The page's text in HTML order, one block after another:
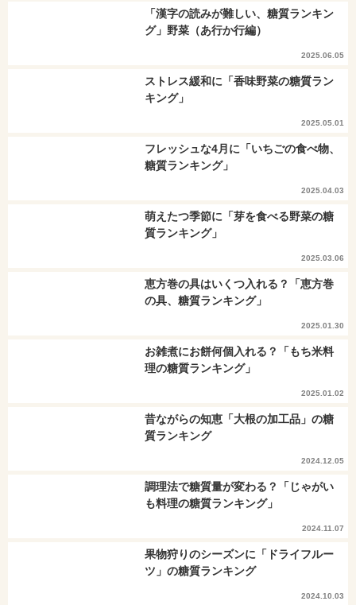
「漢字の読みが難しい、糖質ランキン
グ」野菜（あ行か行編）
2025.06.05
ストレス緩和に「香味野菜の糖質ラン
キング」
2025.05.01
フレッシュな4月に「いちごの食べ物、
糖質ランキング」
2025.04.03
萌えたつ季節に「芽を食べる野菜の糖
質ランキング」
2025.03.06
恵方巻の具はいくつ入れる？「恵方巻
の具、糖質ランキング」
2025.01.30
お雑煮にお餅何個入れる？「もち米料
理の糖質ランキング」
2025.01.02
昔ながらの知恵「大根の加工品」の糖
質ランキング
2024.12.05
調理法で糖質量が変わる？「じゃがい
も料理の糖質ランキング」
2024.11.07
果物狩りのシーズンに「ドライフルー
ツ」の糖質ランキング
2024.10.03